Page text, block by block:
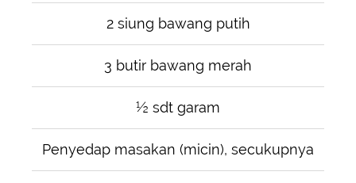
2 siung bawang putih
3 butir bawang merah
½ sdt garam
Penyedap masakan (micin), secukupnya